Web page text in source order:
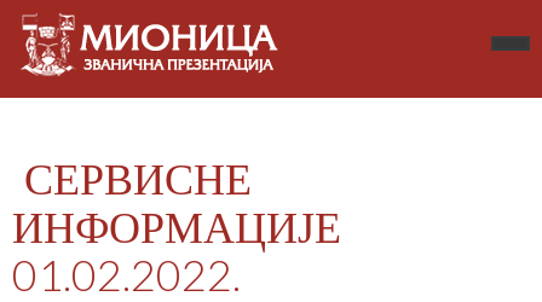
СЕРВИСНЕ
ИНФОРМАЦИЈЕ
01.02.2022.